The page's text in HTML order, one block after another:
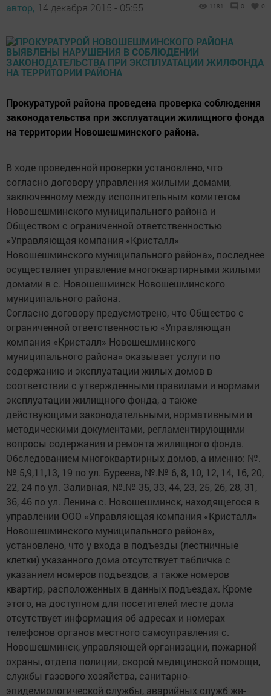
автор, 14 декабря 2015 - 05:55 1181 0 0
Прокуратурой района проведена проверка соблюдения
законодательства при эксплуатации жилищного фонда
на территории Новошешминского района.
В ходе проведенной проверки установлено, что
согласно договору управления жилыми домами,
заключенному между исполнительным комитетом
Новошешминского муниципального района и
Обществом с ограниченной ответственностью
«Управляющая компания «Кристалл»
Новошешминского муниципального района», последнее
осуществляет управление многоквартирными жилыми
домами в с. Новошешминск Новошешминского
муниципального района.
Согласно договору предусмотрено, что Общество с
ограниченной ответственностью «Управляющая
компания «Кристалл» Новошешминского
муниципального района» оказывает услуги по
содержанию и эксплуатации жилых домов в
соответствии с утвержденными правилами и нормами
эксплуатации жилищного фонда, а также
действующими законодательными, нормативными и
методическими документами, регламентирующими
вопросы содержания и ремонта жилищного фонда.
Обследованием многоквартирных домов, а именно: №.
№ 5,9,11,13, 19 по ул. Буреева, №.№ 6, 8, 10, 12, 14, 16, 20,
22, 24 по ул. Заливная, №.№ 35, 33, 44, 23, 25, 26, 28, 31,
36, 46 по ул. Ленина с. Новошешминск, находящегося в
управлении ООО «Управляющая компания «Кристалл»
Новошешминского муниципального района»,
установлено, что у входа в подъезды (лестничные
клетки) указанного дома отсутствует табличка с
указанием номеров подъездов, а также номеров
квартир, расположенных в данных подъездах. Кроме
этого, на доступном для посетителей месте дома
отсутст­вует информация об адресах и номерах
телефонов органов местного самоуправления с.
Новошешминск, управляющей организации, пожарной
охраны, отдела полиции, скорой медицинской помощи,
службы газового хозяйства, санитарно-
эпидемиологической службы, аварийных служб жи­